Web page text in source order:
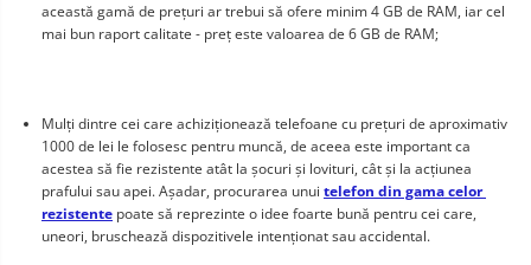
această gamă de prețuri ar trebui să ofere minim 4 GB de RAM, iar cel
mai bun raport calitate - preț este valoarea de 6 GB de RAM;
Mulți dintre cei care achiziționează telefoane cu prețuri de aproximativ
1000 de lei le folosesc pentru muncă, de aceea este important ca
acestea să fie rezistente atât la șocuri și lovituri, cât și la acțiunea
prafului sau apei. Așadar, procurarea unui telefon din gama celor
rezistente poate să reprezinte o idee foarte bună pentru cei care,
uneori, bruschează dispozitivele intenționat sau accidental.